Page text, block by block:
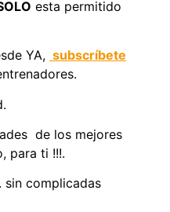
esta permitido
YA, subscríbete
de los mejores
para ti !!!.
sin complicadas